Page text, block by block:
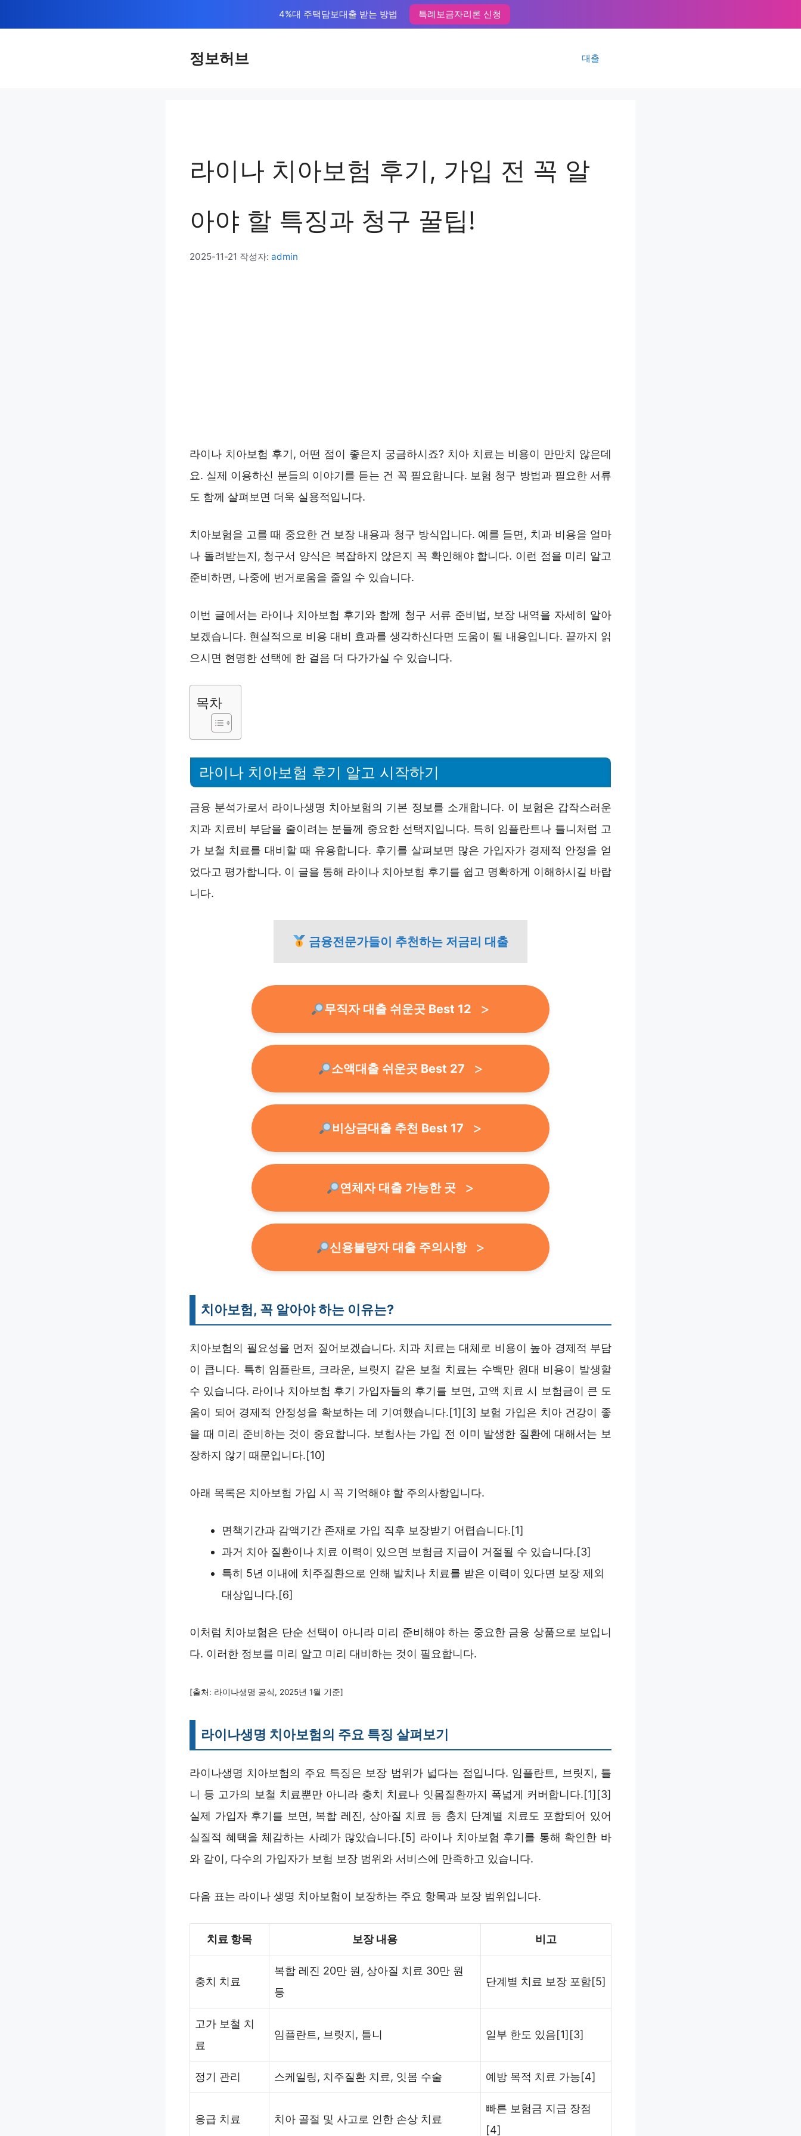
텐
4%대 주택담보대출 받는 방법 특례보금자리론 신청
정보허브 대출
라이나 치아보험 후기, 가입 전 꼭 알
아야 할 특징과 청구 꿀팁!
2025-11-21 작성자: admin
라이나 치아보험 후기, 어떤 점이 좋은지 궁금하시죠? 치아 치료는 비용이 만만치 않은데
요. 실제 이용하신 분들의 이야기를 듣는 건 꼭 필요합니다. 보험 청구 방법과 필요한 서류
도 함께 살펴보면 더욱 실용적입니다.
치아보험을 고를 때 중요한 건 보장 내용과 청구 방식입니다. 예를 들면, 치과 비용을 얼마
나 돌려받는지, 청구서 양식은 복잡하지 않은지 꼭 확인해야 합니다. 이런 점을 미리 알고
준비하면, 나중에 번거로움을 줄일 수 있습니다.
이번 글에서는 라이나 치아보험 후기와 함께 청구 서류 준비법, 보장 내역을 자세히 알아
보겠습니다. 현실적으로 비용 대비 효과를 생각하신다면 도움이 될 내용입니다. 끝까지 읽
으시면 현명한 선택에 한 걸음 더 다가가실 수 있습니다.
목차
라이나 치아보험 후기 알고 시작하기
금융 분석가로서 라이나생명 치아보험의 기본 정보를 소개합니다. 이 보험은 갑작스러운
치과 치료비 부담을 줄이려는 분들께 중요한 선택지입니다. 특히 임플란트나 틀니처럼 고
가 보철 치료를 대비할 때 유용합니다. 후기를 살펴보면 많은 가입자가 경제적 안정을 얻
었다고 평가합니다. 이 글을 통해 라이나 치아보험 후기를 쉽고 명확하게 이해하시길 바랍
니다.
금융전문가들이 추천하는 저금리 대출
무직자 대출 쉬운곳 Best 12
소액대출 쉬운곳 Best 27
비상금대출 추천 Best 17
연체자 대출 가능한 곳
신용불량자 대출 주의사항
치아보험, 꼭 알아야 하는 이유는?
치아보험의 필요성을 먼저 짚어보겠습니다. 치과 치료는 대체로 비용이 높아 경제적 부담
이 큽니다. 특히 임플란트, 크라운, 브릿지 같은 보철 치료는 수백만 원대 비용이 발생할
수 있습니다. 라이나 치아보험 후기 가입자들의 후기를 보면, 고액 치료 시 보험금이 큰 도
움이 되어 경제적 안정성을 확보하는 데 기여했습니다.[1][3] 보험 가입은 치아 건강이 좋
을 때 미리 준비하는 것이 중요합니다. 보험사는 가입 전 이미 발생한 질환에 대해서는 보
장하지 않기 때문입니다.[10]
아래 목록은 치아보험 가입 시 꼭 기억해야 할 주의사항입니다.
면책기간과 감액기간 존재로 가입 직후 보장받기 어렵습니다.[1]
과거 치아 질환이나 치료 이력이 있으면 보험금 지급이 거절될 수 있습니다.[3]
특히 5년 이내에 치주질환으로 인해 발치나 치료를 받은 이력이 있다면 보장 제외
대상입니다.[6]
이처럼 치아보험은 단순 선택이 아니라 미리 준비해야 하는 중요한 금융 상품으로 보입니
다. 이러한 정보를 미리 알고 미리 대비하는 것이 필요합니다.
[출처: 라이나생명 공식, 2025년 1월 기준]
라이나생명 치아보험의 주요 특징 살펴보기
라이나생명 치아보험의 주요 특징은 보장 범위가 넓다는 점입니다. 임플란트, 브릿지, 틀
니 등 고가의 보철 치료뿐만 아니라 충치 치료나 잇몸질환까지 폭넓게 커버합니다.[1][3]
실제 가입자 후기를 보면, 복합 레진, 상아질 치료 등 충치 단계별 치료도 포함되어 있어
실질적 혜택을 체감하는 사례가 많았습니다.[5] 라이나 치아보험 후기를 통해 확인한 바
와 같이, 다수의 가입자가 보험 보장 범위와 서비스에 만족하고 있습니다.
다음 표는 라이나 생명 치아보험이 보장하는 주요 항목과 보장 범위입니다.
치료 항목 보장 내용 비고
충치 치료
복합 레진 20만 원, 상아질 치료 30만 원
등
단계별 치료 보장 포함[5]
고가 보철 치
료
임플란트, 브릿지, 틀니 일부 한도 있음[1][3]
정기 관리 스케일링, 치주질환 치료, 잇몸 수술 예방 목적 치료 가능[4]
응급 치료 치아 골절 및 사고로 인한 손상 치료
빠른 보험금 지급 장점
[4]